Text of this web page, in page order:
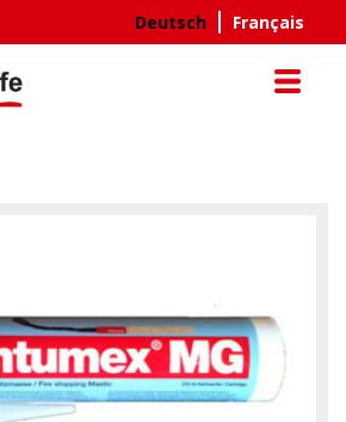
Deutsch Français